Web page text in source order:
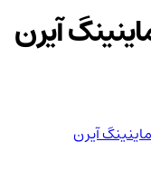
آیرن
آیرن